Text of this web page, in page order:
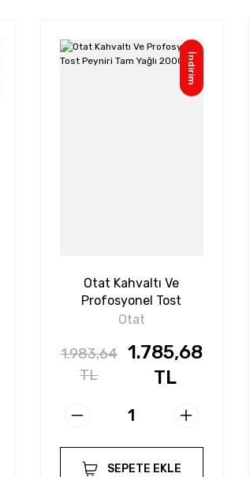
İndirim
Otat Kahvaltı Ve
Profosyonel Tost
Peyniri Tam Yağlı 2000
Otat
1.983,64
TL
1.785,68
TL
SEPETE EKLE